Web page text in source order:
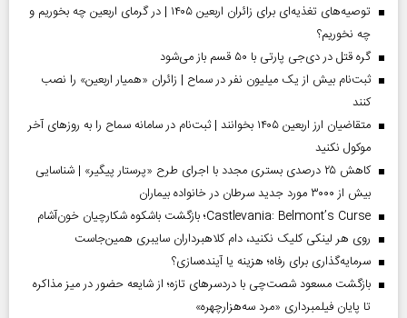
توصیه‌های تغذیه‌ای برای زائران اربعین ۱۴۰۵ | در گرمای اربعین چه بخوریم و
چه نخوریم؟
گره قتل در دی‌جی پارتی با ۵۰ قسم باز می‌شود
ثبت‌نام بیش از یک میلیون نفر در سماح | زائران «همیار اربعین» را نصب
کنند
متقاضیان ارز اربعین ۱۴۰۵ بخوانند | ثبت‌نام در سامانه سماح را به روز‌های آخر
موکول نکنید
کاهش ۲۵ درصدی بستری مجدد با اجرای طرح «پرستار پیگیر» | شناسایی
بیش از ۳۰۰۰ مورد جدید سرطان در خانواده بیماران
Castlevania: Belmont’s Curse؛ بازگشت باشکوه شکارچیان خون‌آشام
روی هر لینکی کلیک نکنید، دام کلاهبرداران سایبری همین‌جاست
سرمایه‌گذاری برای رفاه؛ هزینه یا آینده‌سازی؟
بازگشت مسعود شصت‌چی با دردسر‌های تازه؛ از شایعه حضور در میز مذاکره
تا پایان فیلمبرداری «مرد سه‌هزارچهره»